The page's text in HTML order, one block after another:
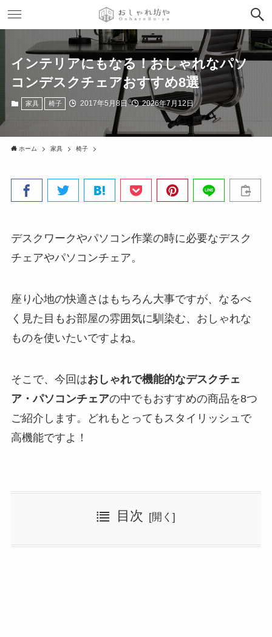
インテリアにもなる！おしゃれなパソ
コンデスクチェアおすすめ8選
家具 椅子 2017年5月8日 2026年7月12日
ホーム 家具 椅子
デスクワークやパソコン作業の時に必要なデスク
チェアやパソコンチェア。
座り心地の快適さはもちろん大事ですが、なるべ
く見た目もお部屋の雰囲気に馴染む、おしゃれな
ものを使いたいですよね。
そこで、今回はおしゃれで機能的なデスクチェ
ア・パソコンチェアの中でもおすすめの商品を8つ
ご紹介します。どれもとってもスタイリッシュで
高機能ですよ！
目次